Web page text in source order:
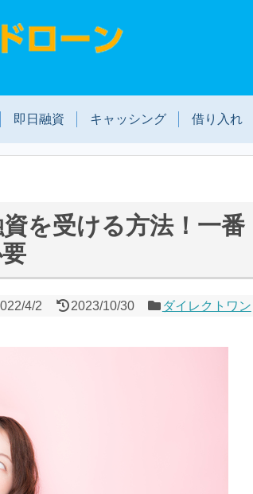
即日融資 キャッシング 借り入れ
を受ける方法！一番
4/2 2023/10/30 ダイレクトワン